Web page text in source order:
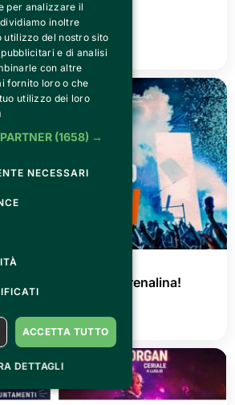
2026
tre giorni di pura adrenalina!
per analizzare il
inoltre
utilizzo del nostro sito
e di analisi
con altre
fornito loro o che
utilizzo dei loro
(1658) →
NECESSARI
ACCETTA TUTTO
DETTAGLI